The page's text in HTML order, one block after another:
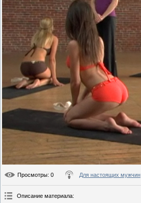
Просмотры: 0 Для настоящих мужчин
Описание материала: